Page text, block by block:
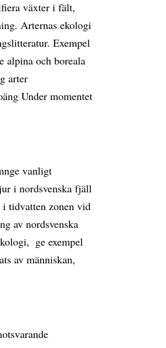
växter i fält,
Arternas ekologi
Exempel
alpina och boreala
arter
Under momentet
vanligt
i nordsvenska fjäll
i tidvatten zonen vid
av nordsvenska
 ge exempel
av människan,